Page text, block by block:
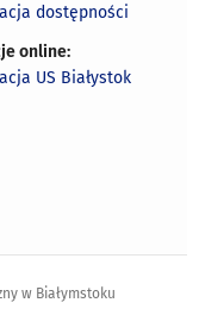
dostępności
online:
US Białystok
w Białymstoku